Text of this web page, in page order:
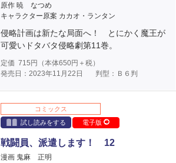
原作 暁 なつめ
キャラクター原案 カカオ・ランタン
侵略計画は新たな局面へ！ とにかく魔王が
可愛いドタバタ侵略劇第11巻。
定価 715 円（本体650円＋税）
発売日：2023年11月22日
判型：Ｂ６判
コミックス
試し読みをする
電子版
戦闘員、派遣します！ 12
漫画 鬼麻 正明